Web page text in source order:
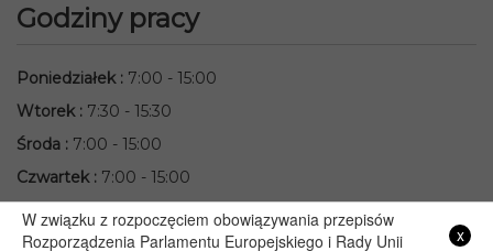
Godziny pracy
Poniedziałek: 7:00 - 15:00
Wtorek: 7:30 - 15:30
Środa : 7:00 - 15:00
Czwartek: 7:00 - 15:00
Piątek
7:00 - 15:00
x
W związku z rozpoczęciem obowiązywania przepisów
Rozporządzenia Parlamentu Europejskiego i Rady Unii